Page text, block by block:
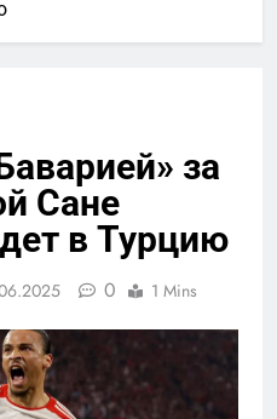
за
Сане
в Турцию
0 1 Mins